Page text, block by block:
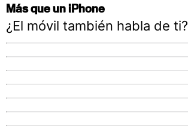
Más que un iPhone
¿El móvil también habla de ti?